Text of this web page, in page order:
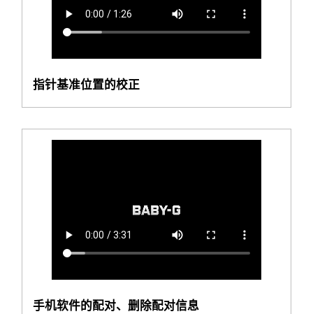
指针基准位置的校正
手机软件的配对、删除配对信息